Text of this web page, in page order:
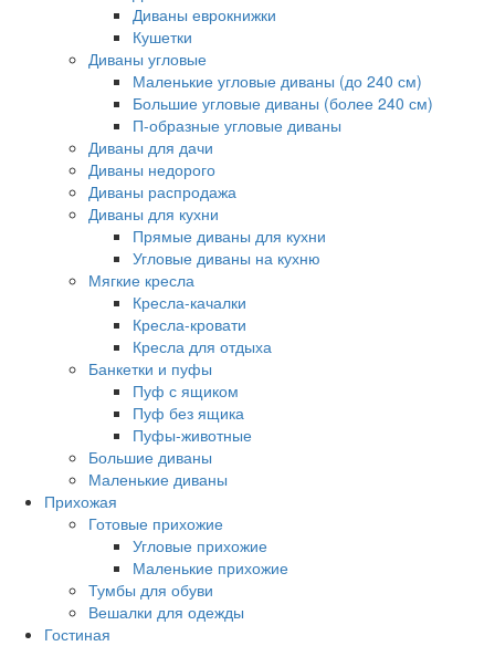
Диваны еврокнижки
Кушетки
Диваны угловые
Маленькие угловые диваны (до 240 см)
Большие угловые диваны (более 240 см)
П-образные угловые диваны
Диваны для дачи
Диваны недорого
Диваны распродажа
Диваны для кухни
Прямые диваны для кухни
Угловые диваны на кухню
Мягкие кресла
Кресла-качалки
Кресла-кровати
Кресла для отдыха
Банкетки и пуфы
Пуф с ящиком
Пуф без ящика
Пуфы-животные
Большие диваны
Маленькие диваны
Прихожая
Готовые прихожие
Угловые прихожие
Маленькие прихожие
Тумбы для обуви
Вешалки для одежды
Гостиная